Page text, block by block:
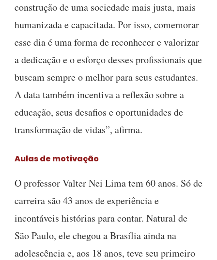
construção de uma sociedade mais justa, mais
humanizada e capacitada. Por isso, comemorar
esse dia é uma forma de reconhecer e valorizar
a dedicação e o esforço desses profissionais que
buscam sempre o melhor para seus estudantes.
A data também incentiva a reflexão sobre a
educação, seus desafios e oportunidades de
transformação de vidas”, afirma.
Aulas de motivação
O professor Valter Nei Lima tem 60 anos. Só de
carreira são 43 anos de experiência e
incontáveis histórias para contar. Natural de
São Paulo, ele chegou a Brasília ainda na
adolescência e, aos 18 anos, teve seu primeiro